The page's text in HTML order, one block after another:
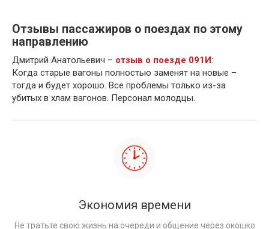
Отзывы пассажиров о поездах по этому
направлению
Дмитрий Анатольевич – отзыв о поезде 091И:
Когда старые вагоны полностью заменят на новые –
тогда и будет хорошо. Все проблемы только из-за
убитых в хлам вагонов. Персонал молодцы.
Экономия времени
Не тратьте свою жизнь на очереди и общение через окошко